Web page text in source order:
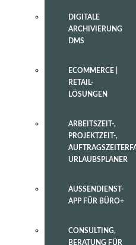
DIGITALE
ARCHIVIERUNG
DMS
ECOMMERCE |
RETAIL-
LÖSUNGEN
ARBEITSZEIT-,
PROJEKTZEIT-,
URLAUBSPLANER
AUSSENDIENST-
APP FÜR BÜRO+
CONSULTING,
BERATUNG FÜR